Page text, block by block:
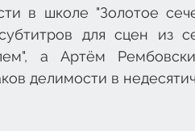
в школе "Золотое
для сцен из
а Артём
делимости в